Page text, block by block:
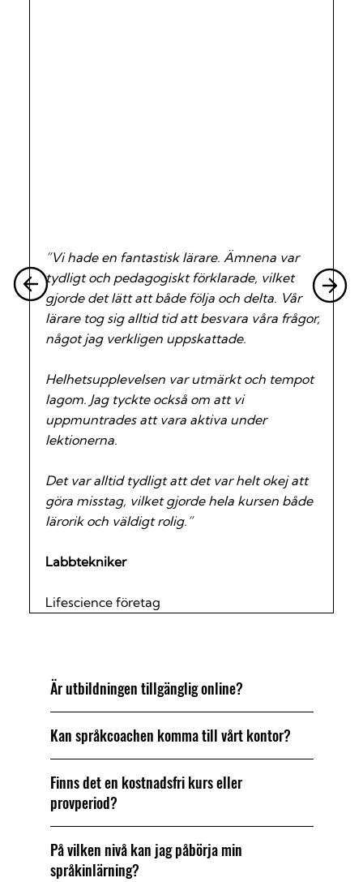
”Vi hade en fantastisk lärare. Ämnena var
tydligt och pedagogiskt förklarade, vilket
gjorde det lätt att både följa och delta. Vår
lärare tog sig alltid tid att besvara våra frågor,
något jag verkligen uppskattade.
Helhetsupplevelsen var utmärkt och tempot
lagom. Jag tyckte också om att vi
uppmuntrades att vara aktiva under
lektionerna.
Det var alltid tydligt att det var helt okej att
göra misstag, vilket gjorde hela kursen både
lärorik och väldigt rolig.”
Labbtekniker
Lifescience företag
Är utbildningen tillgänglig online?
Kan språkcoachen komma till vårt kontor?
Finns det en kostnadsfri kurs eller
provperiod?
På vilken nivå kan jag påbörja min
språkinlärning?